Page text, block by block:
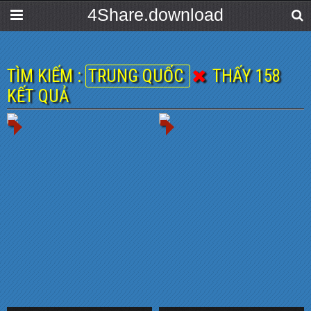
4Share.download
TÌM KIẾM : TRUNG QUỐC
THẤY 158
KẾT QUẢ